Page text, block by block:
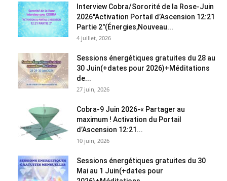
Interview Cobra/Sororité de la Rose-Juin
2026″Activation Portail d’Ascension 12:21
Partie 2″(Énergies,Nouveau...
4 juillet, 2026
Sessions énergétiques gratuites du 28 au
30 Juin(+dates pour 2026)+Méditations
de...
27 juin, 2026
Cobra-9 Juin 2026-« Partager au
maximum ! Activation du Portail
d’Ascension 12:21...
10 juin, 2026
Sessions énergétiques gratuites du 30
Mai au 1 Juin(+dates pour